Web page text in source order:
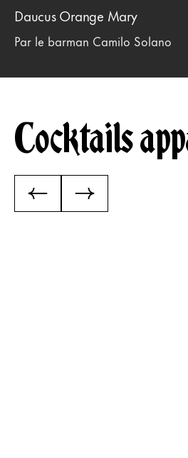
Daucus Orange Mary
Par le barman Camilo Solano
Cocktails